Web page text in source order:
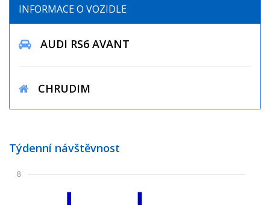
INFORMACE O VOZIDLE
AUDI RS6 AVANT
CHRUDIM
Týdenní návštěvnost
8